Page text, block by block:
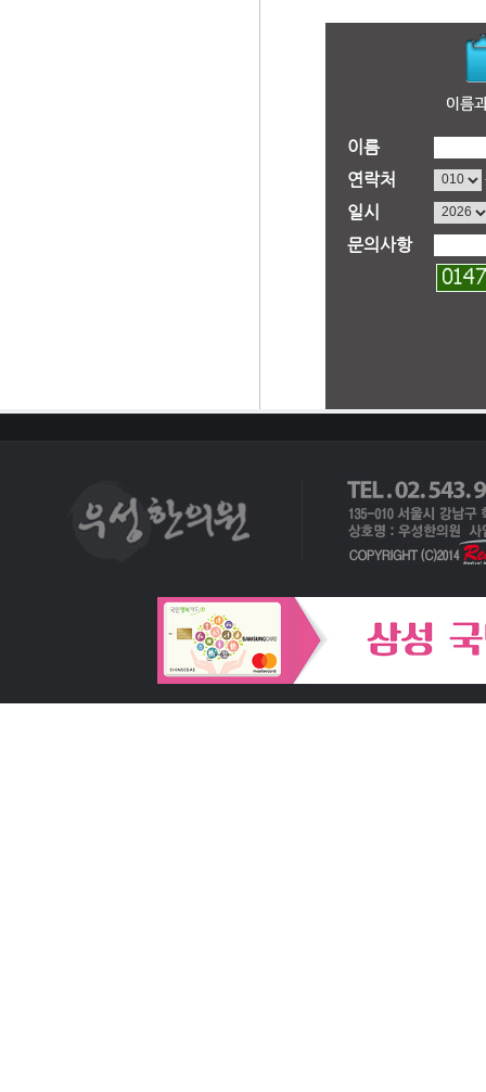
이름
연락처
일시
문의사항